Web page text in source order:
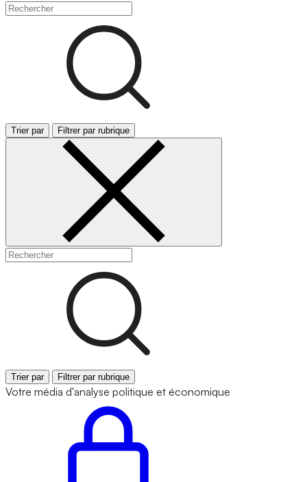
Trier par Filtrer par rubrique
Trier par Filtrer par rubrique
Votre média d'analyse politique et économique